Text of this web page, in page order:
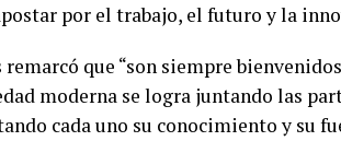
por el trabajo, el futuro y la
que “son siempre
moderna se logra juntando las
cada uno su conocimiento y su